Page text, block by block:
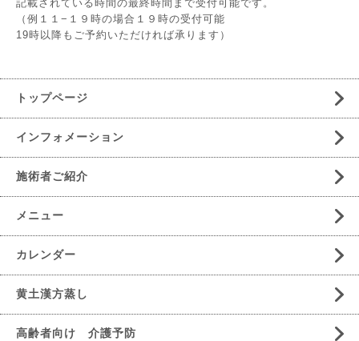
記載されている時間の最終時間まで受付可能です。
（例１１−１９時の場合１９時の受付可能
19時以降もご予約いただければ承ります）
トップページ
インフォメーション
施術者ご紹介
メニュー
カレンダー
黄土漢方蒸し
高齢者向け 介護予防